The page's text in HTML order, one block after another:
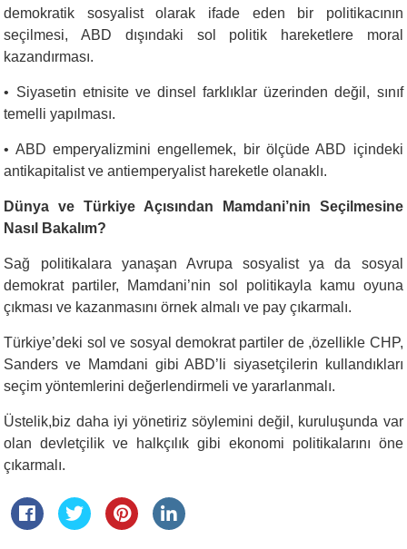
demokratik sosyalist olarak ifade eden bir politikacının
seçilmesi, ABD dışındaki sol politik hareketlere moral
kazandırması.
• Siyasetin etnisite ve dinsel farklıklar üzerinden değil, sınıf
temelli yapılması.
• ABD emperyalizmini engellemek, bir ölçüde ABD içindeki
antikapitalist ve antiemperyalist hareketle olanaklı.
Dünya ve Türkiye Açısından Mamdani’nin Seçilmesine
Nasıl Bakalım?
Sağ politikalara yanaşan Avrupa sosyalist ya da sosyal
demokrat partiler, Mamdani’nin sol politikayla kamu oyuna
çıkması ve kazanmasını örnek almalı ve pay çıkarmalı.
Türkiye’deki sol ve sosyal demokrat partiler de ,özellikle CHP,
Sanders ve Mamdani gibi ABD’li siyasetçilerin kullandıkları
seçim yöntemlerini değerlendirmeli ve yararlanmalı.
Üstelik,biz daha iyi yönetiriz söylemini değil, kuruluşunda var
olan devletçilik ve halkçılık gibi ekonomi politikalarını öne
çıkarmalı.